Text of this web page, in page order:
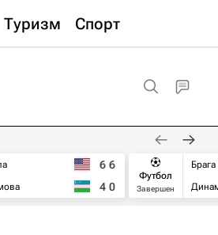
Туризм Спорт
6 6
4 0
Футбол
Завершен
Брага